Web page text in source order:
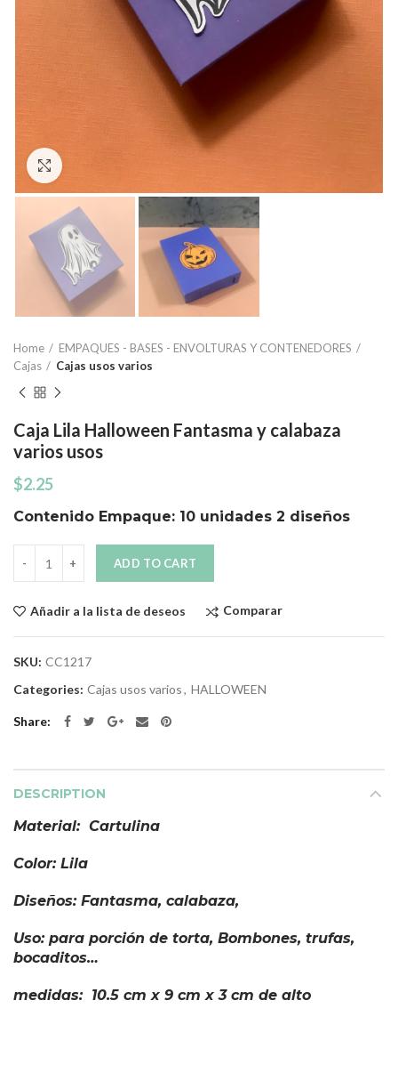
Home
EMPAQUES - BASES - ENVOLTURAS Y CONTENEDORES
Cajas
Cajas usos varios
Caja Lila Halloween Fantasma y calabaza
varios usos
$2.25
Contenido Empaque: 10 unidades 2 diseños
ADD TO CART
Añadir a la lista de deseos Comparar
SKU: CC1217
Categories: Cajas usos varios, HALLOWEEN
Share
DESCRIPTION
Material: Cartulina
Color: Lila
Diseños: Fantasma, calabaza,
Uso: para porción de torta, Bombones, trufas,
bocaditos…
medidas: 10.5 cm x 9 cm x 3 cm de alto